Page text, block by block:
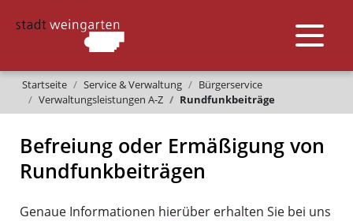
Startseite Service & Verwaltung
Bürgerservice
Verwaltungsleistungen A-Z
Rundfunkbeiträge
Befreiung oder Ermäßigung von
Rundfunkbeiträgen
Genaue Informationen hierüber erhalten Sie bei uns